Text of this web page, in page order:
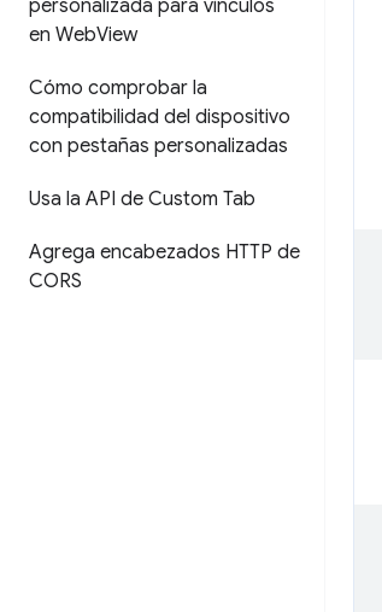
personalizada para vínculos
en WebView
Cómo comprobar la
compatibilidad del dispositivo
con pestañas personalizadas
Usa la API de Custom Tab
Agrega encabezados HTTP de
CORS